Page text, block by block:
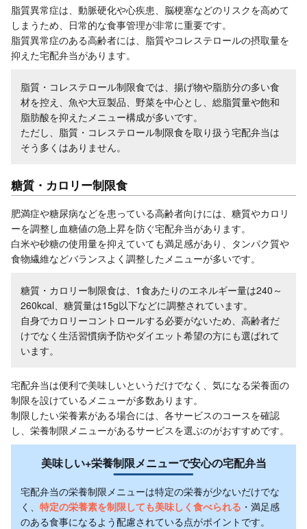
脂質異常症は、動脈硬化や心疾患、脳梗塞などのリスクを高めて
しまうため、日常的な食事管理が非常に重要です。
脂質異常症のある高齢者には、脂質やコレステロールの摂取量を
抑えた宅配弁当があります。
脂質・コレステロール制限食では、揚げ物や脂肪分の多い食
材を控え、魚や大豆製品、野菜を中心とし、総脂質量や飽和
脂肪酸を抑えたメニュー構成が多いです。
ただし、脂質・コレステロール制限食を取り扱う宅配弁当は
そう多くはありません。
糖質・カロリー制限食
肥満症や糖尿病などを患っている高齢者向けには、糖質やカロリ
ーを調整し血糖値の急上昇を防ぐ宅配弁当があります。
白米や砂糖の使用量を抑えていても満足感があり、タンパク質や
食物繊維などバランスよく調整したメニューが多いです。
糖質・カロリー制限食は、1食あたりのエネルギー量は240～
260kcal、糖質量は15g以下などに調整されています。
自身でカロリーコントロールする必要がないため、高齢者だ
けでなく生活習慣病予防やダイエット希望の方にも選ばれて
います。
宅配弁当は便利で美味しいというだけでなく、気になる栄養面の
制限を設けているメニューが多数あります。
制限したい栄養素がある場合には、各サービスのコースを確認
し、栄養制限メニューがあるサービスを選ぶのがおすすめです。
美味しい+栄養制限メニューで安心の宅配弁当
宅配弁当の栄養制限メニューは特定の栄養が少ないだけでな
く、 特定の栄養素を制限しても美味しく食べられる ・満足感
のある食事になるよう配慮されている点がポイントです。